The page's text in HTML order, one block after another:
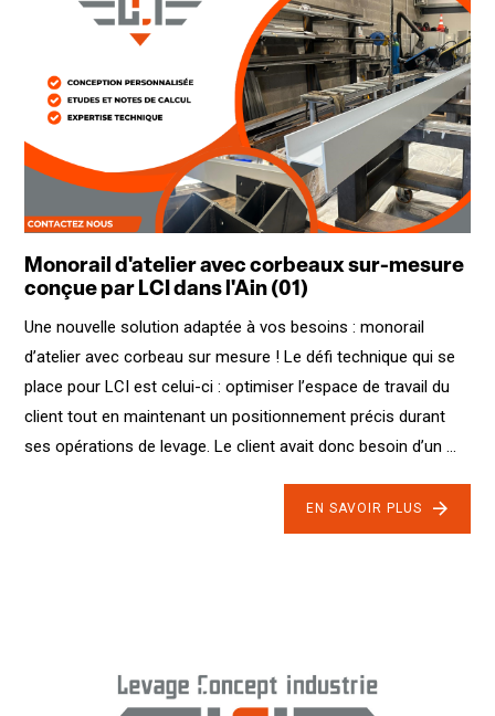
Monorail d'atelier avec corbeaux sur-mesure
conçue par LCI dans l'Ain (01)
Une nouvelle solution adaptée à vos besoins : monorail
d’atelier avec corbeau sur mesure ! Le défi technique qui se
place pour LCI est celui-ci : optimiser l’espace de travail du
client tout en maintenant un positionnement précis durant
ses opérations de levage. Le client avait donc besoin d’un ...
EN SAVOIR PLUS